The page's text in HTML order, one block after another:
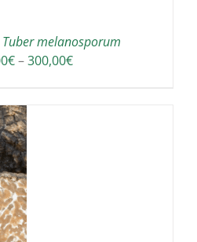
melanosporum
€–300,00€Interval